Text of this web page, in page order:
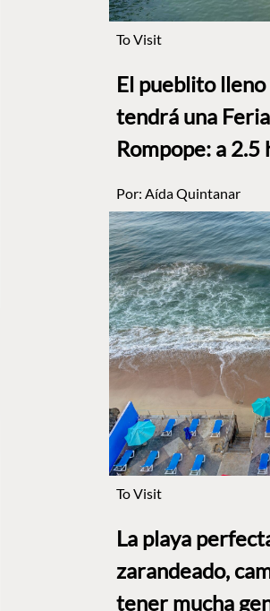
To Visit
El pueblito
tendrá una
Rompope: a 2.5
Por: Aída Quintanar
To Visit
La playa
zarandeado,
tener mucha